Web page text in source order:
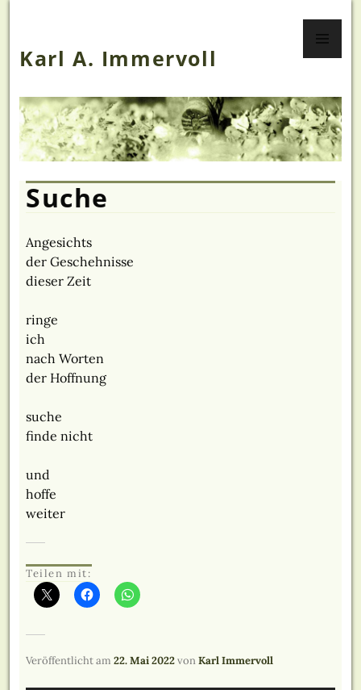
springen
Karl A. Immervoll
Suche
Angesichts
der Geschehnisse
dieser Zeit
ringe
ich
nach Worten
der Hoffnung
suche
finde nicht
und
hoffe
weiter
Teilen mit:
Veröffentlicht am 22. Mai 2022vonKarl Immervoll